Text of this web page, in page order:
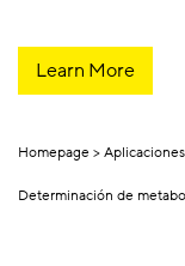
Learn More
Homepage Aplicaciones
Determinación de